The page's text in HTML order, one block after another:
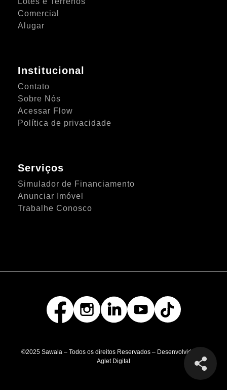
Comercial
Alugar
Institucional
Contato
Sobre Nós
Acessar Flow
Política de privacidade
Serviços
Simulador de Financiamento
Anunciar Imóvel
Trabalhe Conosco
©2025 Sawala – Todos os direitos Reservados – Desenvolvido por
Aglet Digital